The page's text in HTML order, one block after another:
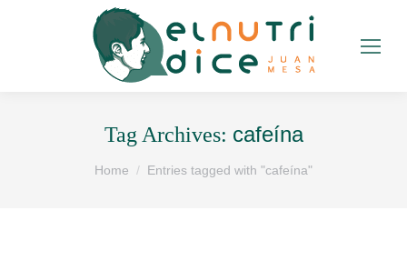
Tag Archives: cafeína
You are here:
Home Entries tagged with "cafeína"